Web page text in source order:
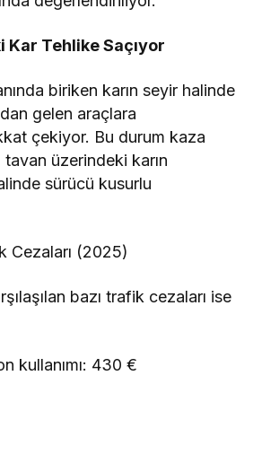
Kar Tehlike Saçıyor
biriken karın seyir halinde
gelen araçlara
çekiyor. Bu durum kaza
tavan üzerindeki karın
sürücü kusurlu
Cezaları (2025)
bazı trafik cezaları ise
kullanımı: 430 €